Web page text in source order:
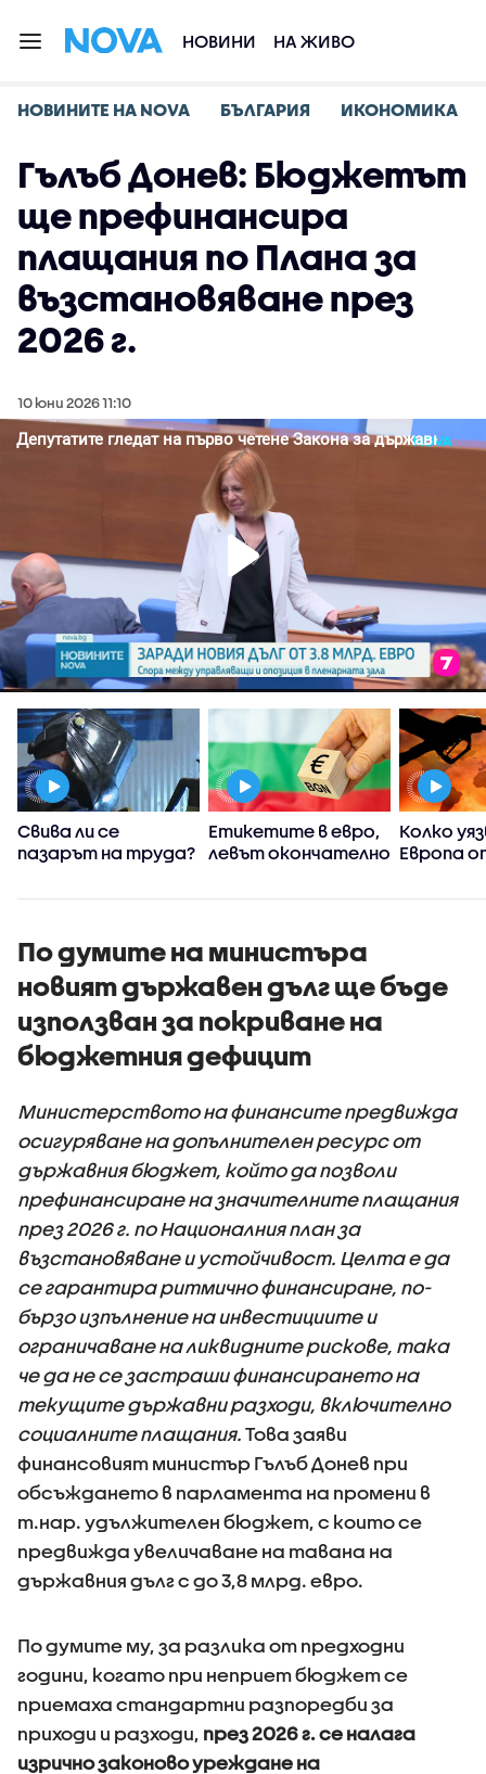
НОВИНИ НА ЖИВО
НОВИНИТЕ НА NOVA БЪЛГАРИЯ ИКОНОМИКА
Гълъб Донев: Бюджетът
ще префинансира
плащания по Плана за
възстановяване през
2026 г.
10 юни 2026 11:10
Свива ли се
пазарът на труда?
Етикетите в евро,
левът окончателно
Колко
Европа
Близкия
По думите на министъра
новият държавен дълг ще бъде
използван за покриване на
бюджетния дефицит
Министерството на финансите предвижда
осигуряване на допълнителен ресурс от
държавния бюджет, който да позволи
префинансиране на значителните плащания
през 2026 г. по Националния план за
възстановяване и устойчивост. Целта е да
се гарантира ритмично финансиране, по-
бързо изпълнение на инвестициите и
ограничаване на ликвидните рискове, така
че да не се застраши финансирането на
текущите държавни разходи, включително
социалните плащания. Това заяви
финансовият министър Гълъб Донев при
обсъждането в парламента на промени в
т.нар. удължителен бюджет, с които се
предвижда увеличаване на тавана на
държавния дълг с до 3,8 млрд. евро.
По думите му, за разлика от предходни
години, когато при неприет бюджет се
приемаха стандартни разпоредби за
приходи и разходи, през 2026 г. се налага
изрично законово уреждане на